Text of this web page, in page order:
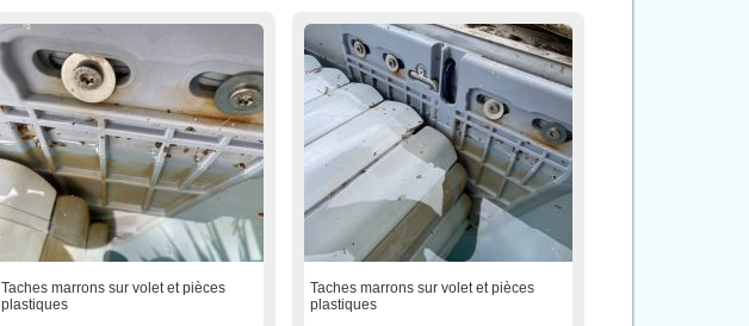
Taches marrons sur volet et pièces
plastiques
Taches marrons sur volet et pièces
plastiques